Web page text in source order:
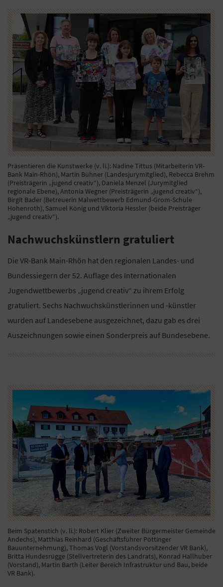
Präsentieren die Kunstwerke (v. li.): Nadine Tittus (Mitarbeiterin VR-
Bank Main-Rhön), Martin Bühner (Landesjurymitglied), Rebecca Brehm
(Preisträgerin „jugend creativ“), Daniela Menzel (Jurymitglied
regionale Ebene), Antonia Wegner (Preisträgerin „jugend creativ“),
Birgit Bader (Betreuerin Malwettbewerb Edmund-Grom-Schule
Hohenroth), Samuel König und Viktoria Hessler (beide Preisträger
„jugend creativ“).
Nachwuchskünstlern gratuliert
Die VR-Bank Main-Rhön hat den regionalen Landes- und
Bundessiegern der 52. Auflage des Internationalen
Jugendwettbewerbs „jugend creativ“ zu ihrem Erfolg
gratuliert. Sechs Nachwuchskünstlerinnen und -künstler
wurden auf Landesebene ausgezeichnet, dazu gab es drei
Auszeichnungen sowie einen Sonderpreis auf Bundesebene.
Beim Spatenstich (v. li.): Robert Klier (Zweiter Bürgermeister Gemeinde
Andechs), Matthias Reinhard (Geschäftsführer Pöttinger
Bauunternehmung), Thomas Vogl (Vorstandsvorsitzender VR Bank),
Britta Hundesrügge (Stellvertreterin des Landrats), Konrad Hallhuber
(Vorstand), Martin Barth (Leiter Bereich Infrastruktur und Bau, beide
VR Bank).